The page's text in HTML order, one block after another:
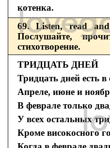
котенка.
69. Listen, read
Послушайте,
стихотворение.
ТРИДЦАТЬ ДНЕЙ
Тридцать дней есть в
Апреле, июне и
В феврале только
У всех остальных
Кроме високосного